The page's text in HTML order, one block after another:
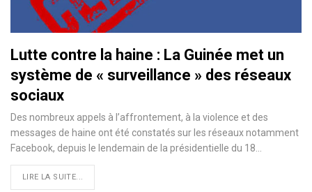
Lutte contre la haine : La Guinée met un
système de « surveillance » des réseaux
sociaux
Des nombreux appels à l’affrontement, à la violence et des
messages de haine ont été constatés sur les réseaux notamment
Facebook, depuis le lendemain de la présidentielle du 18
LIRE LA SUITE...